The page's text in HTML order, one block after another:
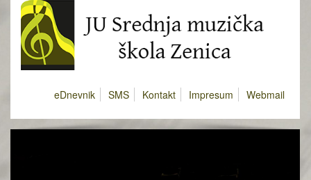
eDnevnik SMS Kontakt Impresum Webmail